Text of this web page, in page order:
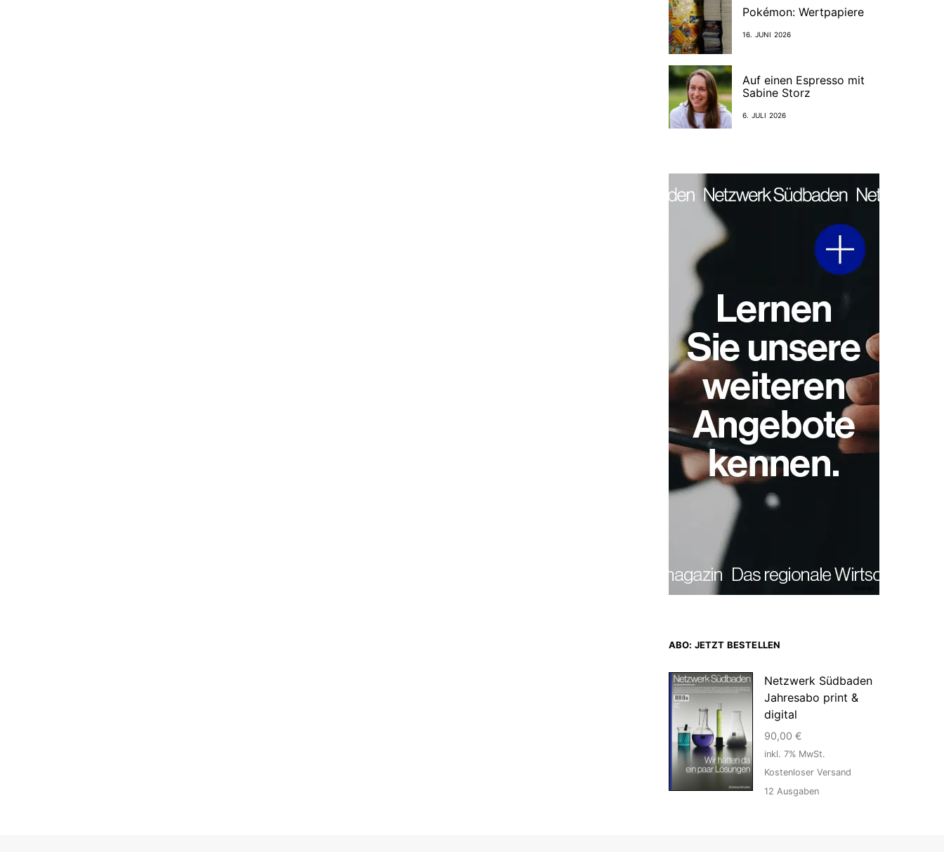
Pokémon: Wertpapiere
16. JUNI 2026
Auf einen Espresso mit
Sabine Storz
6. JULI 2026
ABO: JETZT BESTELLEN
Netzwerk Südbaden
Jahresabo print &
digital
90,00 €
inkl. 7% MwSt.
Kostenloser Versand
12 Ausgaben